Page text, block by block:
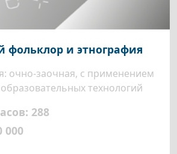
и этнография
очно-заочная, с применением
технологий
288
000